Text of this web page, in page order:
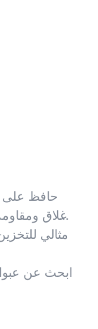
حافظ على
الإغلاق
مثالي
ابحث عن